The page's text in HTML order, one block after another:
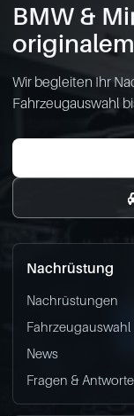
BMW &
Wir begleiten Ihr
Fahrzeugauswahl
Nachrüstung
Nachrüstungen
Fahrzeugauswahl
News
Fragen &